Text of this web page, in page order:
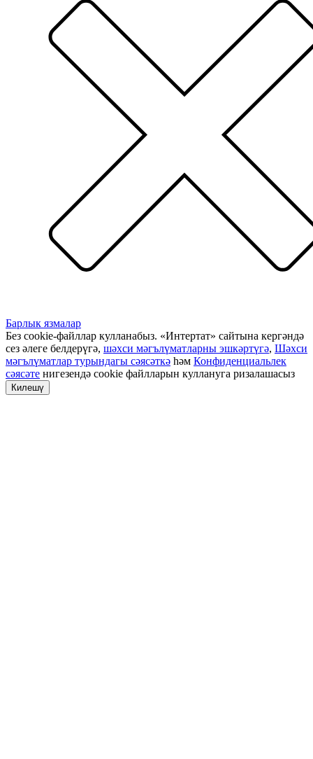
Барлык язмалар
Без cookie-файллар кулланабыз. «Интертат» сайтына кергәндә
сез әлеге белдерүгә, шәхси мәгълүматларны эшкәртүгә, Шәхси
мәгълүматлар турындагы сәясәткә һәм Конфиденциальлек
сәясәте нигезендә cookie файлларын куллануга ризалашасыз
Килешү